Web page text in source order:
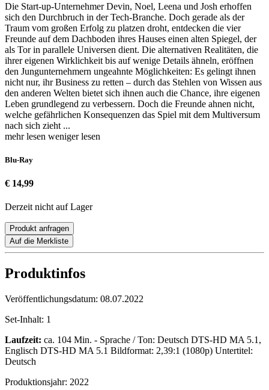
Die Start-up-Unternehmer Devin, Noel, Leena und Josh erhoffen
sich den Durchbruch in der Tech-Branche. Doch gerade als der
Traum vom großen Erfolg zu platzen droht, entdecken die vier
Freunde auf dem Dachboden ihres Hauses einen alten Spiegel, der
als Tor in parallele Universen dient. Die alternativen Realitäten, die
ihrer eigenen Wirklichkeit bis auf wenige Details ähneln, eröffnen
den Jungunternehmern ungeahnte Möglichkeiten: Es gelingt ihnen
nicht nur, ihr Business zu retten – durch das Stehlen von Wissen aus
den anderen Welten bietet sich ihnen auch die Chance, ihre eigenen
Leben grundlegend zu verbessern. Doch die Freunde ahnen nicht,
welche gefährlichen Konsequenzen das Spiel mit dem Multiversum
nach sich zieht ...
mehr lesen weniger lesen
Blu-Ray
€ 14,99
Derzeit nicht auf Lager
Produkt anfragen
Auf die Merkliste
Produktinfos
Veröffentlichungsdatum: 08.07.2022
Set-Inhalt: 1
Laufzeit: ca. 104 Min. - Sprache / Ton: Deutsch DTS-HD MA 5.1,
Englisch DTS-HD MA 5.1 Bildformat: 2,39:1 (1080p) Untertitel:
Deutsch
Produktionsjahr: 2022